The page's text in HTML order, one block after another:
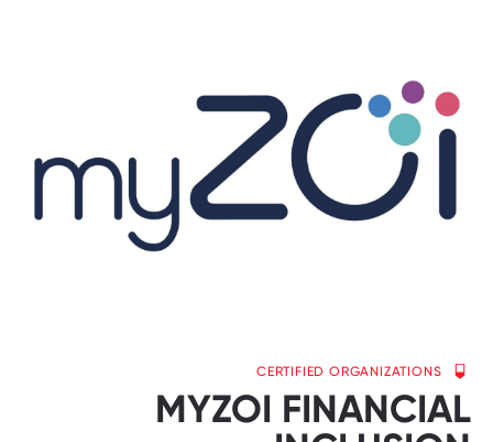
CERTIFIED ORGANIZATIONS
MYZOI FINANCIAL